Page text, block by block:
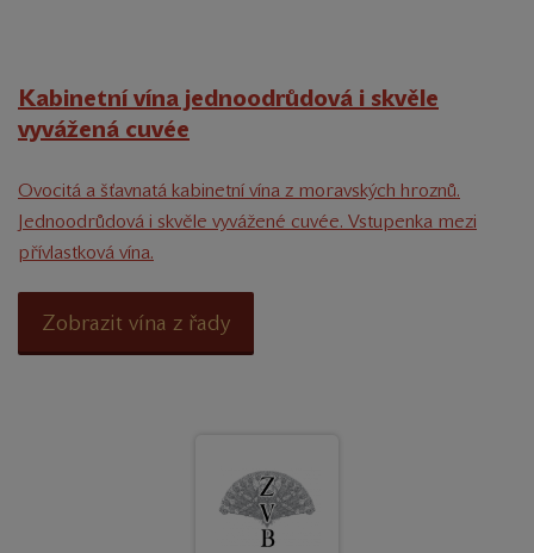
Kabinetní vína jednoodrůdová i skvěle
vyvážená cuvée
Ovocitá a šťavnatá kabinetní vína z moravských hroznů.
Jednoodrůdová i skvěle vyvážené cuvée. Vstupenka mezi
přívlastková vína.
Zobrazit vína z řady